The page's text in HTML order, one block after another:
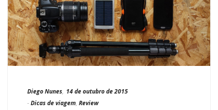
Diego Nunes, 14 de outubro de 2015
- Dicas de viagem, Review